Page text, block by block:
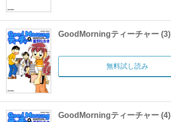
GoodMorningティーチャー (3)
無料試し読み
GoodMorningティーチャー (4)